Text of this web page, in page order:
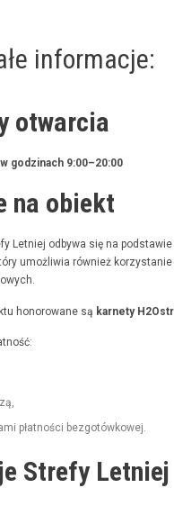
informacje:
otwarcia
godz­i­nach 9:00–20:00
na obiekt
Let­niej odby­wa się na pod­staw­ie
umożli­wia również
hon­orowane są kar­ne­ty
płat­noś­ci bezgotówkowej.
Strefy Letniej